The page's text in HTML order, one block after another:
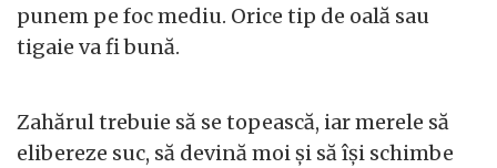
punem pe foc mediu. Orice tip de oală sau
tigaie va fi bună.
Zahărul trebuie să se topească, iar merele să
elibereze suc, să devină moi și să își schimbe